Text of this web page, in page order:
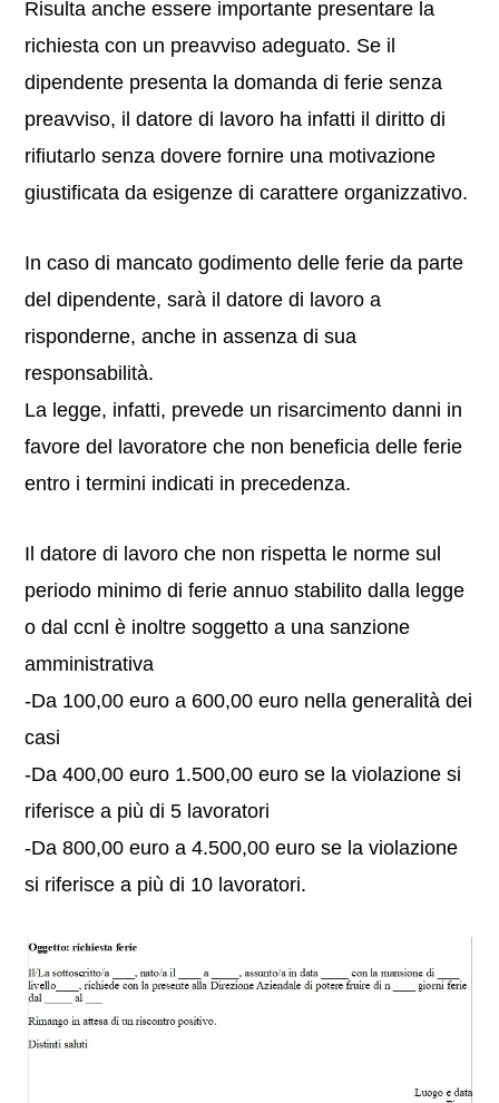
Risulta anche essere importante presentare la
richiesta con un preavviso adeguato. Se il
dipendente presenta la domanda di ferie senza
preavviso, il datore di lavoro ha infatti il diritto di
rifiutarlo senza dovere fornire una motivazione
giustificata da esigenze di carattere organizzativo.
In caso di mancato godimento delle ferie da parte
del dipendente, sarà il datore di lavoro a
risponderne, anche in assenza di sua
responsabilità.
La legge, infatti, prevede un risarcimento danni in
favore del lavoratore che non beneficia delle ferie
entro i termini indicati in precedenza.
Il datore di lavoro che non rispetta le norme sul
periodo minimo di ferie annuo stabilito dalla legge
o dal ccnl è inoltre soggetto a una sanzione
amministrativa
-Da 100,00 euro a 600,00 euro nella generalità dei
casi
-Da 400,00 euro 1.500,00 euro se la violazione si
riferisce a più di 5 lavoratori
-Da 800,00 euro a 4.500,00 euro se la violazione
si riferisce a più di 10 lavoratori.